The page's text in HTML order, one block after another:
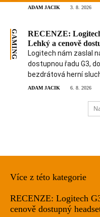
ADAM JACIK 3. 8. 2026
GAMING
RECENZE:
Lehký a cenově
Logitech nám zaslal
dostupnou řadu G3,
bezdrátová herní
ADAM JACIK 6. 8. 2026
Více z této kategorie
RECENZE: Logitech
cenově dostupný